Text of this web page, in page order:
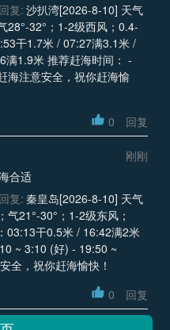
回复: 沙扒湾[2026-8-10] 天气
28°-32°；1-2级西风；0.4-
干1.7米 / 07:27满3.1米 /
满1.9米 推荐赶海时间： -
海注意安全，祝你赶海愉
0 回复
刚刚
合适
回复: 秦皇岛[2026-8-10] 天气
气21°-30°；1-2级东风；
03:13干0.5米 / 16:42满2米
~ 3:10 (好) - 19:50 ~
全，祝你赶海愉快！
0 回复